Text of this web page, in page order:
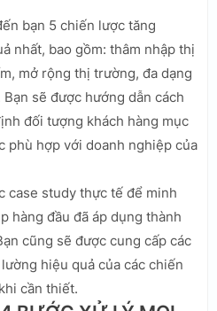
bạn 5 chiến lược tăng
nhất, bao gồm: thâm nhập thị
mở rộng thị trường, đa dạng
sẽ được hướng dẫn cách
đối tượng khách hàng mục
phù hợp với doanh nghiệp của
case study thực tế để minh
hàng đầu đã áp dụng thành
cũng sẽ được cung cấp các
hiệu quả của các chiến
cần thiết.